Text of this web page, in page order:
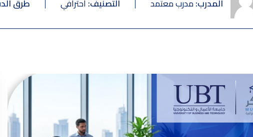
المدرب:مدرب معتمد التصنيف: احترافي طرق